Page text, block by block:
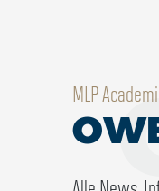
MLP